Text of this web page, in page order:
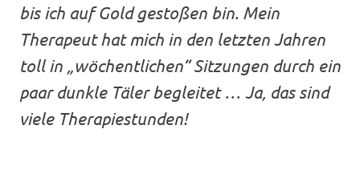
bis ich auf Gold gestoßen bin. Mein
Therapeut hat mich in den letzten Jahren
toll in „wöchentlichen“ Sitzungen durch ein
paar dunkle Täler begleitet … Ja, das sind
viele Therapiestunden!